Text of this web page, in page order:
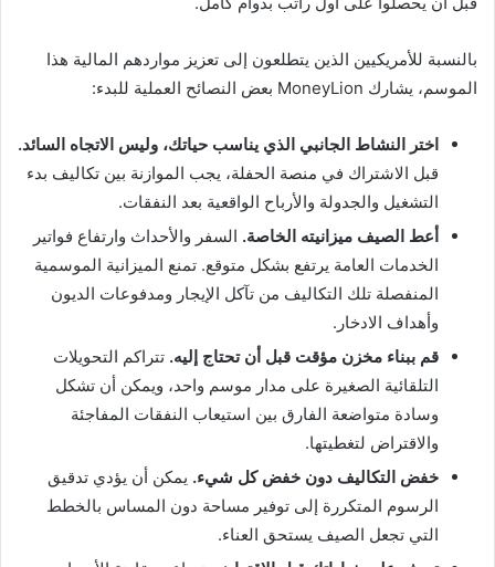
بالنسبة للأمريكيين الذين يتطلعون إلى تعزيز مواردهم المالية هذا
الموسم، يشارك MoneyLion بعض النصائح العملية للبدء:
اختر النشاط الجانبي الذي يناسب حياتك، وليس الاتجاه السائد.
قبل الاشتراك في منصة الحفلة، يجب الموازنة بين تكاليف بدء
التشغيل والجدولة والأرباح الواقعية بعد النفقات.
أعط الصيف ميزانيته الخاصة. السفر والأحداث وارتفاع فواتير
الخدمات العامة يرتفع بشكل متوقع. تمنع الميزانية الموسمية
المنفصلة تلك التكاليف من تآكل الإيجار ومدفوعات الديون
وأهداف الادخار.
قم ببناء مخزن مؤقت قبل أن تحتاج إليه. تتراكم التحويلات
التلقائية الصغيرة على مدار موسم واحد، ويمكن أن تشكل
وسادة متواضعة الفارق بين استيعاب النفقات المفاجئة
والاقتراض لتغطيتها.
خفض التكاليف دون خفض كل شيء. يمكن أن يؤدي تدقيق
الرسوم المتكررة إلى توفير مساحة دون المساس بالخطط
التي تجعل الصيف يستحق العناء.